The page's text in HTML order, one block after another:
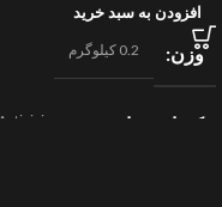
افزودن به سبد خرید
وزن 0.2 کیلوگرم
کمپانی سازنده
Activision